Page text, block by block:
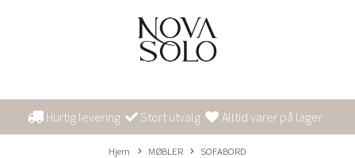
Hurtig levering Stort utvalg Alltid varer på lager
Hjem MØBLER SOFABORD